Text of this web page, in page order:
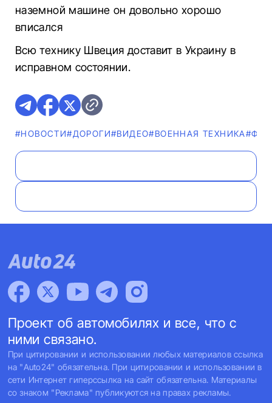
наземной машине он довольно хорошо
вписался
Всю технику Швеция доставит в Украину в
исправном состоянии.
#НОВОСТИ#ДОРОГИ#ВИДЕО#ВОЕННАЯ ТЕХНИКА
Проект об автомобилях и все, что с
ними связано.
При цитировании и использовании любых материалов ссылка
на "Auto24" обязательна. При цитировании и использовании в
сети Интернет гиперссылка на сайт обязательна. Материалы
со знаком "Реклама" публикуются на правах рекламы.